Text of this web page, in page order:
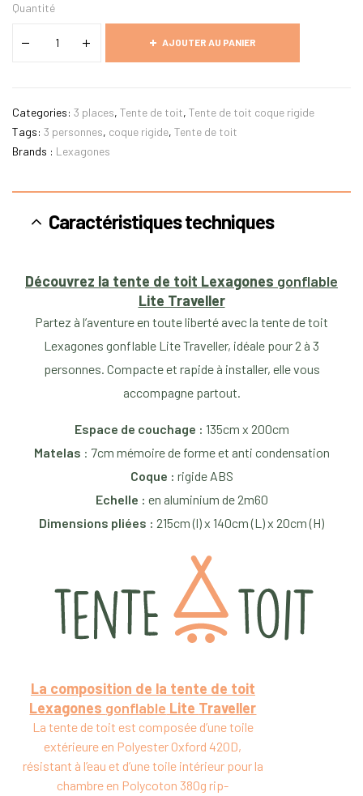
Quantité
AJOUTER AU PANIER
Categories: 3 places, Tente de toit, Tente de toit coque rigide
Tags: 3 personnes, coque rigide, Tente de toit
Brands : Lexagones
Caractéristiques techniques
Découvrez la tente de toit Lexagones gonflable
Lite Traveller
Partez à l’aventure en toute liberté avec la tente de toit
Lexagones gonflable Lite Traveller, idéale pour 2 à 3
personnes. Compacte et rapide à installer, elle vous
accompagne partout.
Espace de couchage : 135cm x 200cm
Matelas : 7cm mémoire de forme et anti condensation
Coque : rigide ABS
Echelle : en aluminium de 2m60
Dimensions pliées : 215cm (l) x 140cm (L) x 20cm (H)
La composition de la tente de toit
Lexagones gonflable Lite Traveller
La tente de toit est composée d’une toile
extérieure en Polyester Oxford 420D,
résistant à l’eau et d’une toile intérieur pour la
chambre en Polycoton 380g rip-